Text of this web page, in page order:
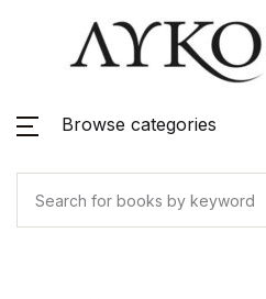
Browse categories